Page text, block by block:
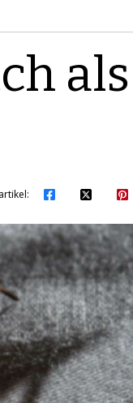
als